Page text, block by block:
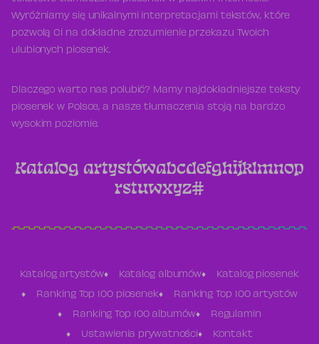
Wyróżniamy się unikalnymi interpretacjami tekstów, które
pozwolą Ci na dokładne zrozumienie przekazu Twoich
ulubionych piosenek.
Dlaczego warto nas polubić? Mamy najdokładniejsze teksty
piosenek w Polsce, a nasze tłumaczenia stoją na bardzo
wysokim poziomie.
Katalog artystówabcdefghijklmnop
rstuwxyz#
Katalog artystów Katalog albumów Katalog piosenek
Ranking Top 100 piosenek Ranking Top 100 artystów
Ranking Top 100 albumów Regulamin
Ustawienia prywatności Kontakt